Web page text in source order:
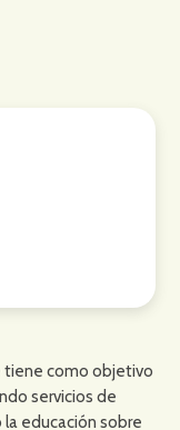
tiene como objetivo
servicios de
educación sobre